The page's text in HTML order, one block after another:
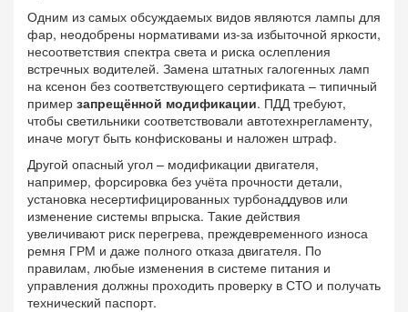
Одним из самых обсуждаемых видов являются лампы для
фар, неодобрены нормативами из‑за избыточной яркости,
несоответствия спектра света и риска ослепления
встречных водителей. Замена штатных галогенных ламп
на ксенон без соответствующего сертификата – типичный
пример запрещённой модификации. ПДД требуют,
чтобы светильники соответствовали автотехнрегламенту,
иначе могут быть конфискованы и наложен штраф.
Другой опасный угол – модификации двигателя,
например, форсировка без учёта прочности детали,
установка несертифицированных турбонаддувов или
изменение системы впрыска. Такие действия
увеличивают риск перегрева, преждевременного износа
ремня ГРМ и даже полного отказа двигателя. По
правилам, любые изменения в системе питания и
управления должны проходить проверку в СТО и получать
технический паспорт.